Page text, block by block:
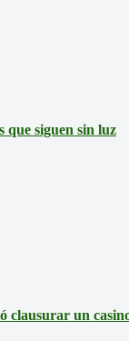
que siguen sin luz
clausurar un